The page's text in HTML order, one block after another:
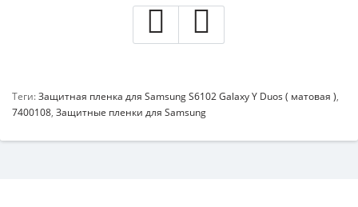
Теги:Защитная пленка для Samsung S6102 Galaxy Y Duos ( матовая ),
7400108, Защитные пленки для Samsung